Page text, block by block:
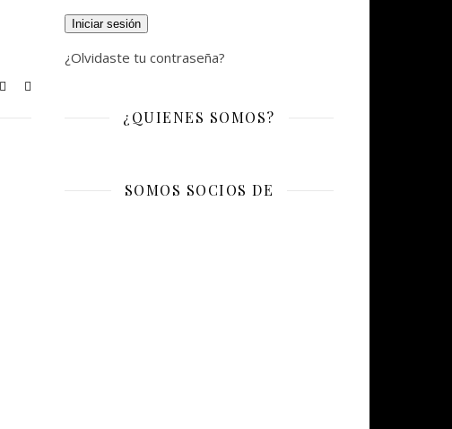
Iniciar sesión
¿Olvidaste tu contraseña?
¿QUIENES SOMOS?
SOMOS SOCIOS DE